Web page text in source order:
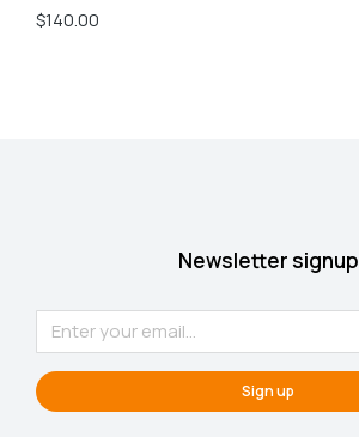
$140.00
Newsletter signup
Sign up